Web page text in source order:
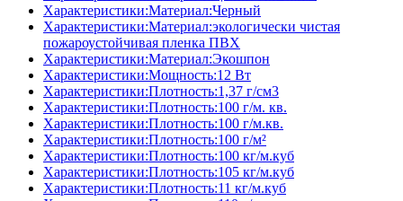
Характеристики:Материал:Черный
Характеристики:Материал:экологически чистая
пожароустойчивая пленка ПВХ
Характеристики:Материал:Экошпон
Характеристики:Мощность:12 Вт
Характеристики:Плотность:1,37 г/см3
Характеристики:Плотность:100 г/м. кв.
Характеристики:Плотность:100 г/м.кв.
Характеристики:Плотность:100 г/м²
Характеристики:Плотность:100 кг/м.куб
Характеристики:Плотность:105 кг/м.куб
Характеристики:Плотность:11 кг/м.куб